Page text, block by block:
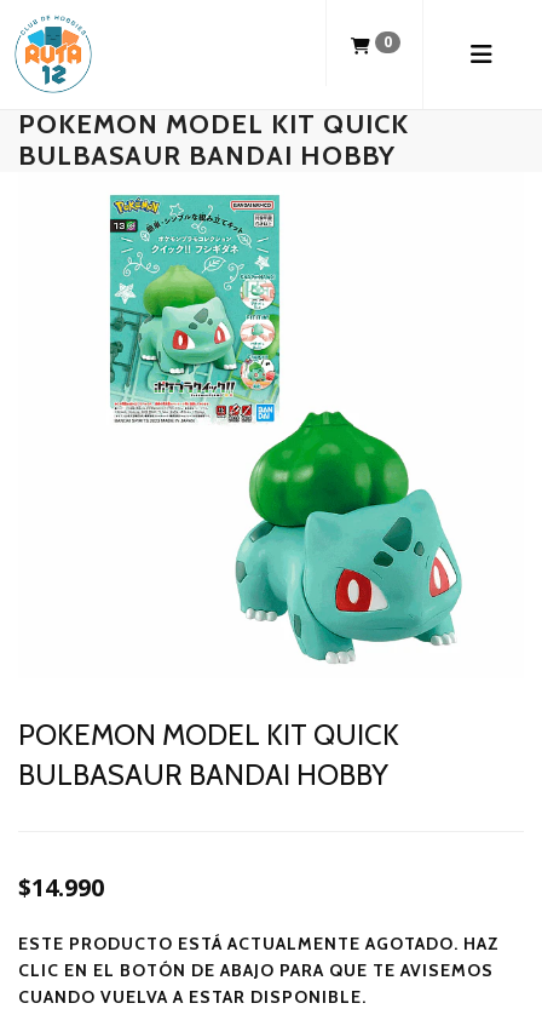
0
POKEMON MODEL KIT QUICK
BULBASAUR BANDAI HOBBY
POKEMON MODEL KIT QUICK
BULBASAUR BANDAI HOBBY
$14.990
ESTE PRODUCTO ESTÁ ACTUALMENTE AGOTADO. HAZ
CLIC EN EL BOTÓN DE ABAJO PARA QUE TE AVISEMOS
CUANDO VUELVA A ESTAR DISPONIBLE.